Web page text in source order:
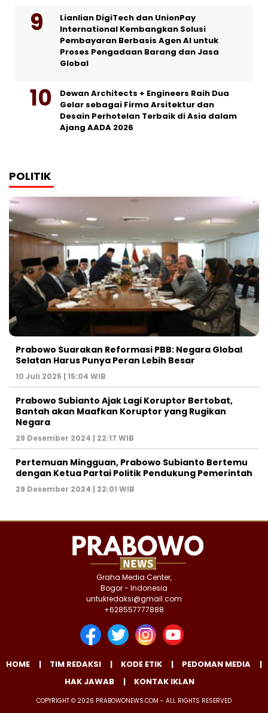
Lianlian DigiTech dan UnionPay
International Kembangkan Solusi
Pembayaran Berbasis Agen AI untuk
Proses Pengadaan Barang dan Jasa
Global
Dewan Architects + Engineers Raih Dua
Gelar sebagai Firma Arsitektur dan
Desain Perhotelan Terbaik di Asia dalam
Ajang AADA 2026
POLITIK
Prabowo Suarakan Reformasi PBB: Negara Global
Selatan Harus Punya Peran Lebih Besar
10 Juli 2025 | 15:04 WIB
Prabowo Subianto Ajak Lagi Koruptor Bertobat,
Bantah akan Maafkan Koruptor yang Rugikan
Negara
29 Desember 2024 | 22:17 WIB
Pertemuan Mingguan, Prabowo Subianto Bertemu
dengan Ketua Partai Politik Pendukung Pemerintah
29 Desember 2024 | 22:01 WIB
Graha Media Center,
Bogor - Indonesia
untukredaksi@gmail.com
+628557777888
HOME TIM REDAKSI KODE ETIK
PEDOMAN MEDIA
HAK JAWAB
KONTAK IKLAN
COPYRIGHT © 2026 PRABOWONEWS.COM - ALL RIGHTS RESERVED